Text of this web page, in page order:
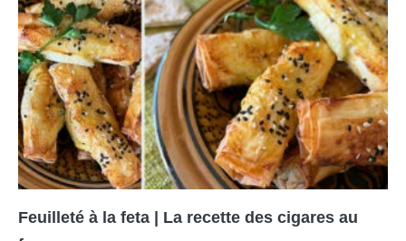
Feuilleté à la feta | La recette des cigares au